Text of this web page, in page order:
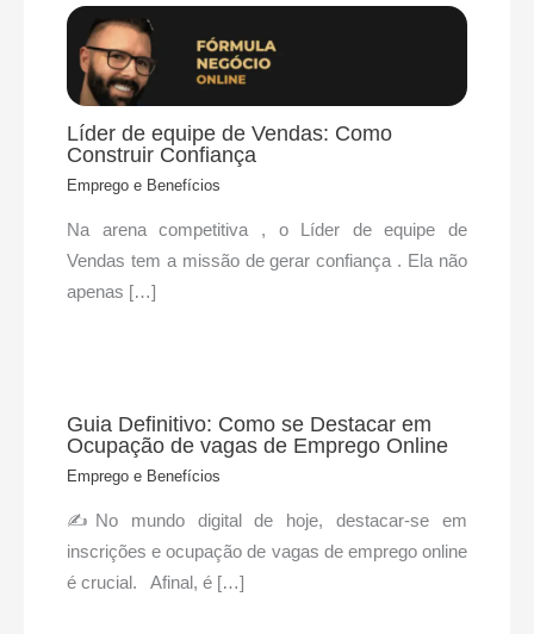
Líder de equipe de Vendas: Como
Construir Confiança
Emprego e Benefícios
Na arena competitiva , o Líder de equipe de
Vendas tem a missão de gerar confiança . Ela não
apenas […]
Guia Definitivo: Como se Destacar em
Ocupação de vagas de Emprego Online
Emprego e Benefícios
✍No mundo digital de hoje, destacar-se em
inscrições e ocupação de vagas de emprego online
é crucial. Afinal, é […]